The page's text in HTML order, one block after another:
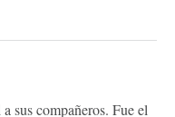
sus compañeros. Fue el